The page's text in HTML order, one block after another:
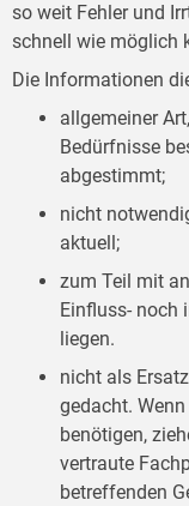
so weit Fehler und
schnell wie möglich
Die Informationen
allgemeiner
Bedürfnisse
abgestimmt;
nicht
aktuell;
zum Teil mit
Einfluss- noch
liegen.
nicht als
gedacht.
benötigen,
vertraute
betreffenden